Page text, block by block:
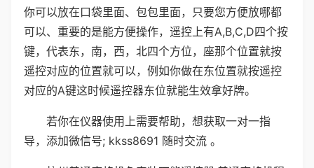
你可以放在口袋里面、包包里面，只要您方便放哪都
可以、重要的是能方便操作，遥控上有A,B,C,D四个按
键，代表东，南，西，北四个方位，座那个位置就按
遥控对应的位置就可以，例如你做在东位置就按遥控
对应的A键这时候遥控器东位就能生效拿好牌。
若你在仪器使用上需要帮助，想获取一对一指
导，添加微信号; kkss8691 随时交流 。